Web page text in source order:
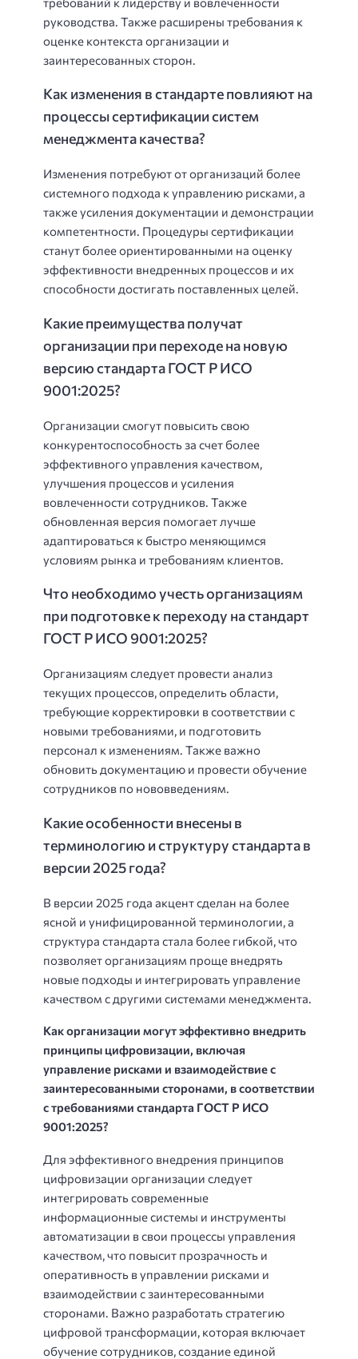
руководства. Также расширены требования к
оценке контекста организации и
заинтересованных сторон.
Как изменения в стандарте повлияют на
процессы сертификации систем
менеджмента качества?
Изменения потребуют от организаций более
системного подхода к управлению рисками, а
также усиления документации и демонстрации
компетентности. Процедуры сертификации
станут более ориентированными на оценку
эффективности внедренных процессов и их
способности достигать поставленных целей.
Какие преимущества получат
организации при переходе на новую
версию стандарта ГОСТ Р ИСО
9001:2025?
Организации смогут повысить свою
конкурентоспособность за счет более
эффективного управления качеством,
улучшения процессов и усиления
вовлеченности сотрудников. Также
обновленная версия помогает лучше
адаптироваться к быстро меняющимся
условиям рынка и требованиям клиентов.
Что необходимо учесть организациям
при подготовке к переходу на стандарт
ГОСТ Р ИСО 9001:2025?
Организациям следует провести анализ
текущих процессов, определить области,
требующие корректировки в соответствии с
новыми требованиями, и подготовить
персонал к изменениям. Также важно
обновить документацию и провести обучение
сотрудников по нововведениям.
Какие особенности внесены в
терминологию и структуру стандарта в
версии 2025 года?
В версии 2025 года акцент сделан на более
ясной и унифицированной терминологии, а
структура стандарта стала более гибкой, что
позволяет организациям проще внедрять
новые подходы и интегрировать управление
качеством с другими системами менеджмента.
Как организации могут эффективно внедрить
принципы цифровизации, включая
управление рисками и взаимодействие с
заинтересованными сторонами, в соответствии
с требованиями стандарта ГОСТ Р ИСО
9001:2025?
Для эффективного внедрения принципов
цифровизации организации следует
интегрировать современные
информационные системы и инструменты
автоматизации в свои процессы управления
качеством, что повысит прозрачность и
оперативность в управлении рисками и
взаимодействии с заинтересованными
сторонами. Важно разработать стратегию
цифровой трансформации, которая включает
обучение сотрудников, создание единой